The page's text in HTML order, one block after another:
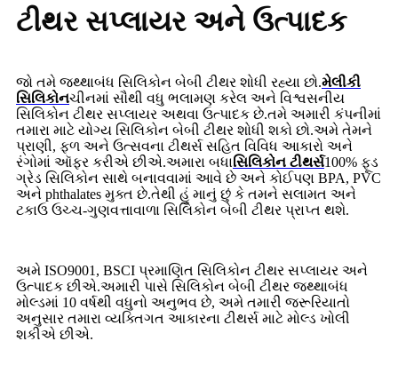
ટીથર સપ્લાયર અને ઉત્પાદક
જો તમે જથ્થાબંધ સિલિકોન બેબી ટીથર શોધી રહ્યા છો.મેલીકી
સિલિકોનચીનમાં સૌથી વધુ ભલામણ કરેલ અને વિશ્વસનીય
સિલિકોન ટીથર સપ્લાયર અથવા ઉત્પાદક છે.તમે અમારી કંપનીમાં
તમારા માટે યોગ્ય સિલિકોન બેબી ટીથર શોધી શકો છો.અમે તેમને
પ્રાણી, ફળ અને ઉત્સવના ટીથર્સ સહિત વિવિધ આકારો અને
રંગોમાં ઑફર કરીએ છીએ.અમારા બધાસિલિકોન ટીથર્સ100% ફૂડ
ગ્રેડ સિલિકોન સાથે બનાવવામાં આવે છે અને કોઈપણ BPA, PVC
અને phthalates મુક્ત છે.તેથી હું માનું છું કે તમને સલામત અને
ટકાઉ ઉચ્ચ-ગુણવત્તાવાળા સિલિકોન બેબી ટીથર પ્રાપ્ત થશે.
અમે ISO9001, BSCI પ્રમાણિત સિલિકોન ટીથર સપ્લાયર અને
ઉત્પાદક છીએ.અમારી પાસે સિલિકોન બેબી ટીથર જથ્થાબંધ
મોલ્ડમાં 10 વર્ષથી વધુનો અનુભવ છે, અમે તમારી જરૂરિયાતો
અનુસાર તમારા વ્યક્તિગત આકારના ટીથર્સ માટે મોલ્ડ ખોલી
શકીએ છીએ.